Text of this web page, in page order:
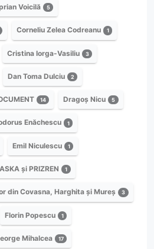
Voicilă 5
Corneliu Zelea Codreanu 1
Cristina Iorga-Vasiliu 3
Dan Toma Dulciu 2
14 Dragoș Nicu 5
Enăchescu 1
Emil Niculescu 1
și PRIZREN 1
din Covasna, Harghita și Mureș 3
Florin Popescu 1
Mihalcea 17